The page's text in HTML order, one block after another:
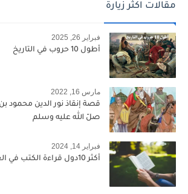
مقالات اكثر زيارة
فبراير 26, 2025
أطول 10 حروب في التاريخ
مارس 16, 2022
قصة إنقاذ نور الدين محمود
صلّ الله عليه وسلم
فبراير 14, 2024
أكثر 10دول قراءة الكتب في العالم